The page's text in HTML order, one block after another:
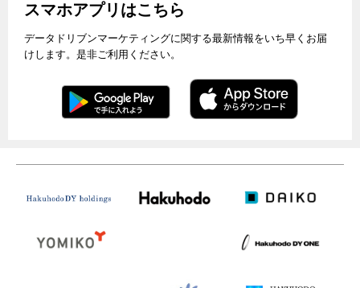
スマホアプリはこちら
データドリブンマーケティングに関する最新情報をいち早くお届
けします。是非ご利用ください。